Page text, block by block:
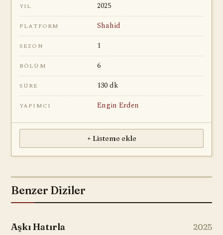
YIL 2025
PLATFORM Shahid
SEZON 1
BÖLÜM 6
SÜRE 130 dk
YAPIMCI Engin Erden
+ Listeme ekle
Benzer Diziler
Aşkı Hatırla 2025